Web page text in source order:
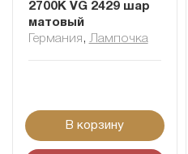
2700K VG 2429 шар
матовый
Германия , Лампочка
В корзину